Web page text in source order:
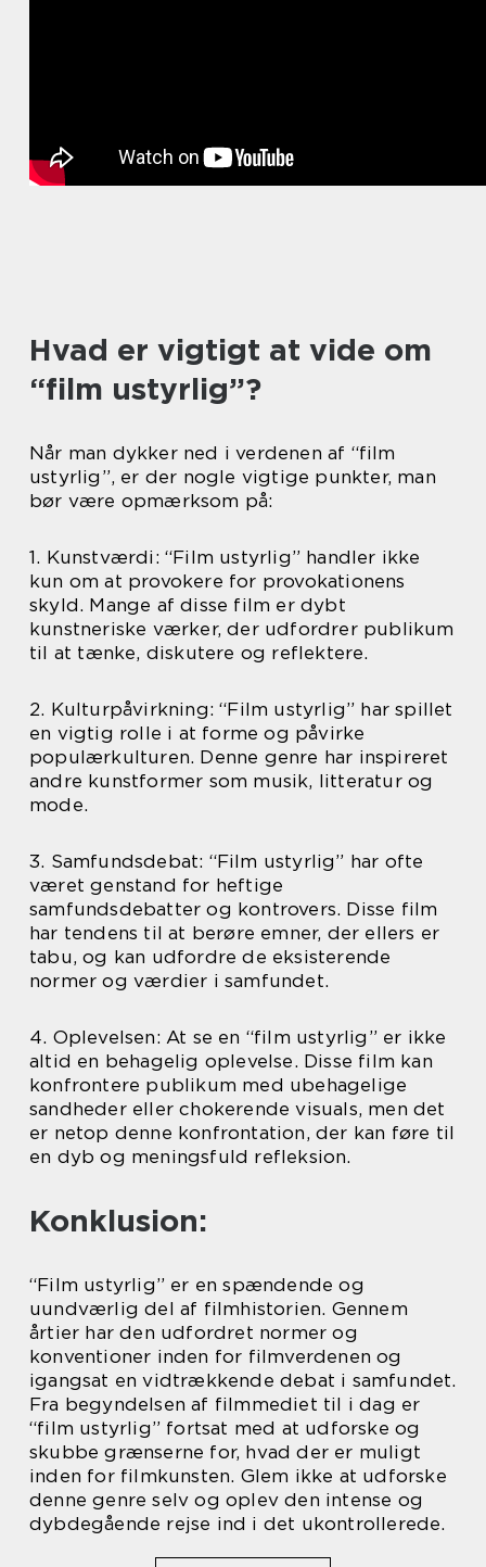
Hvad er vigtigt at vide om
“film ustyrlig”?
Når man dykker ned i verdenen af “film
ustyrlig”, er der nogle vigtige punkter, man
bør være opmærksom på:
1. Kunstværdi: “Film ustyrlig” handler ikke
kun om at provokere for provokationens
skyld. Mange af disse film er dybt
kunstneriske værker, der udfordrer publikum
til at tænke, diskutere og reflektere.
2. Kulturpåvirkning: “Film ustyrlig” har spillet
en vigtig rolle i at forme og påvirke
populærkulturen. Denne genre har inspireret
andre kunstformer som musik, litteratur og
mode.
3. Samfundsdebat: “Film ustyrlig” har ofte
været genstand for heftige
samfundsdebatter og kontrovers. Disse film
har tendens til at berøre emner, der ellers er
tabu, og kan udfordre de eksisterende
normer og værdier i samfundet.
4. Oplevelsen: At se en “film ustyrlig” er ikke
altid en behagelig oplevelse. Disse film kan
konfrontere publikum med ubehagelige
sandheder eller chokerende visuals, men det
er netop denne konfrontation, der kan føre til
en dyb og meningsfuld refleksion.
Konklusion:
“Film ustyrlig” er en spændende og
uundværlig del af filmhistorien. Gennem
årtier har den udfordret normer og
konventioner inden for filmverdenen og
igangsat en vidtrækkende debat i samfundet.
Fra begyndelsen af filmmediet til i dag er
“film ustyrlig” fortsat med at udforske og
skubbe grænserne for, hvad der er muligt
inden for filmkunsten. Glem ikke at udforske
denne genre selv og oplev den intense og
dybdegående rejse ind i det ukontrollerede.